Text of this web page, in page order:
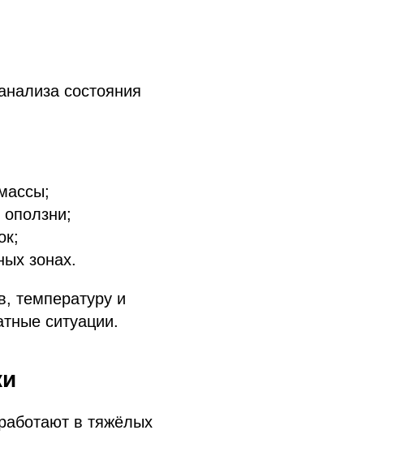
состояния
зонах.
температуру и
ситуации.
в тяжёлых